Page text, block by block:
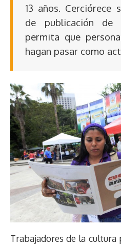
13 años. Cerciórece
de publicación
permita que
hagan pasar como
Trabajadores de la